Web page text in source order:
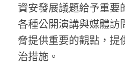
資安發展議題給予重要
各種公開演講與媒體訪
脅提供重要的觀點，提
治措施。